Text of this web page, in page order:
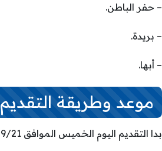
– حفر الباطن.
– بريدة.
– أبها.
موعد وطريقة التقديم
بدا التقديم اليوم الخميس الموافق 2023/09/21م، على أن ينتهي التقديم فور اكتمال العدد.